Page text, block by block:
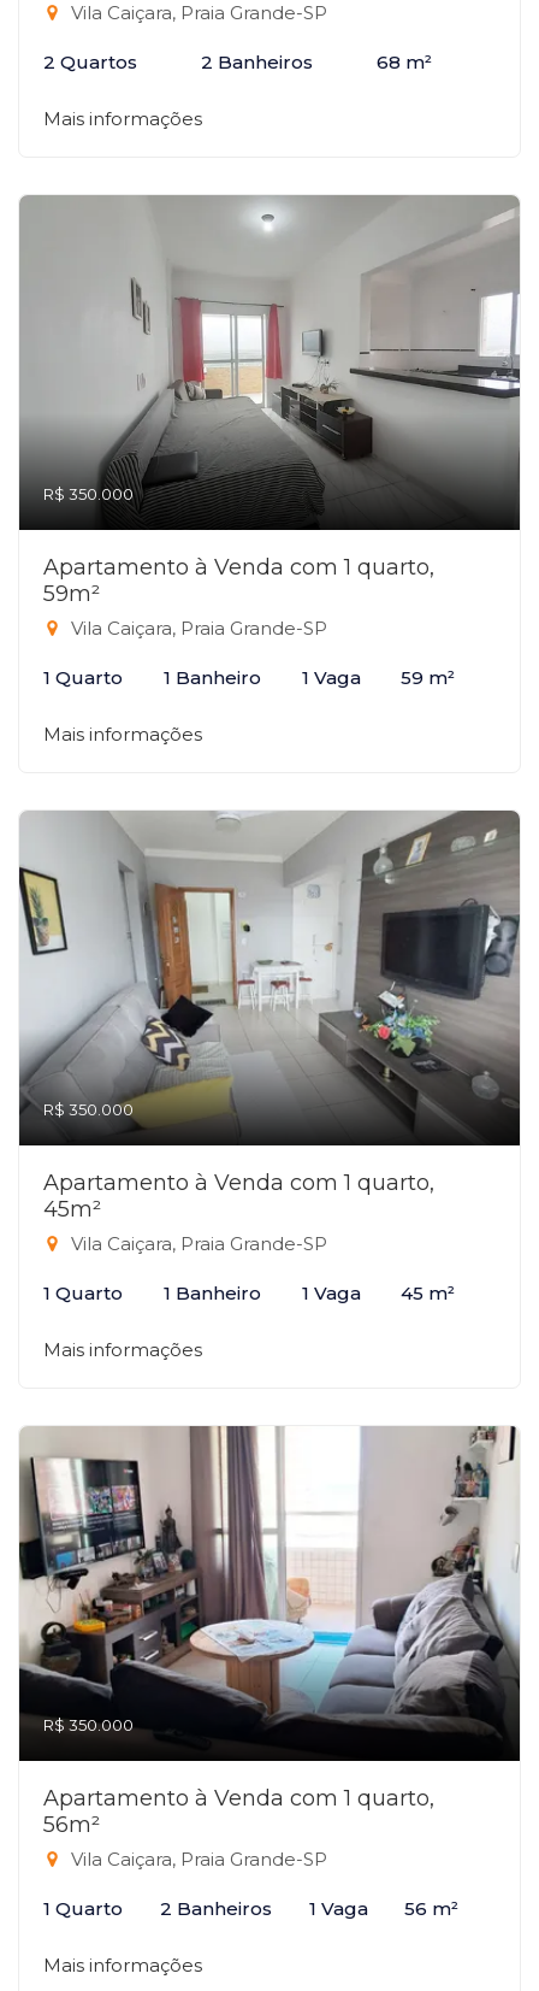
Vila Caiçara, Praia Grande-SP
2 Quartos 2 Banheiros 68 m²
Mais informações
R$ 350.000
Apartamento à Venda com 1 quarto,
59m²
Vila Caiçara, Praia Grande-SP
1 Quarto 1 Banheiro 1 Vaga 59 m²
Mais informações
R$ 350.000
Apartamento à Venda com 1 quarto,
45m²
Vila Caiçara, Praia Grande-SP
1 Quarto 1 Banheiro 1 Vaga 45 m²
Mais informações
R$ 350.000
Apartamento à Venda com 1 quarto,
56m²
Vila Caiçara, Praia Grande-SP
1 Quarto 2 Banheiros 1 Vaga 56 m²
Mais informações